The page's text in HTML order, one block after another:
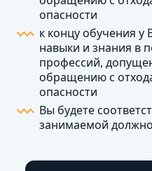
опасности
к концу обучения у
навыки и знания в
профессий,
обращению с
опасности
Вы будете
занимаемой